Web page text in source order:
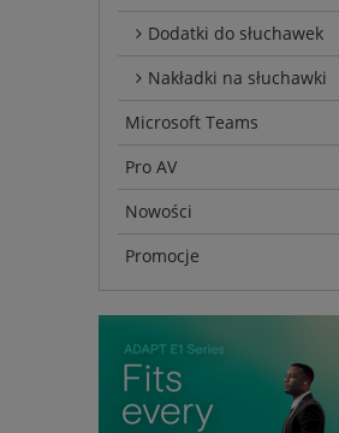
Dodatki do słuchawek
Nakładki na słuchawki
Microsoft Teams
Pro AV
Nowości
Promocje